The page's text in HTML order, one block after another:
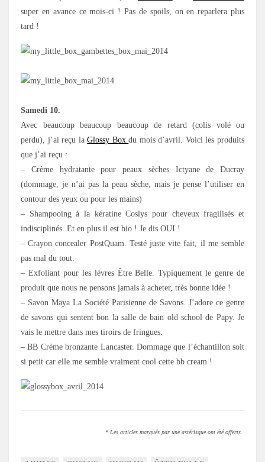
super en avance ce mois-ci ! Pas de spoils, on en reparlera plus
tard !
Samedi 10.
Avec beaucoup beaucoup beaucoup de retard (colis volé ou
perdu), j’ai reçu laGlossy Boxdu mois d’avril. Voici les produits
que j’ai reçu :
– Crème hydratante pour peaux sèches Ictyane de Ducray
(dommage, je n’ai pas la peau sèche, mais je pense l’utiliser en
contour des yeux ou pour les mains)
– Shampooing à la kératine Coslys pour cheveux fragilisés et
indisciplinés. Et en plus il est bio ! Je dis OUI !
– Crayon concealer PostQuam. Testé juste vite fait, il me semble
pas mal du tout.
– Exfoliant pour les lèvres Être Belle. Typiquement le genre de
produit que nous ne pensons jamais à acheter, très bonne idée !
– Savon Maya La Société Parisienne de Savons. J’adore ce genre
de savons qui sentent bon la salle de bain old school de Papy. Je
vais le mettre dans mes tiroirs de fringues.
– BB Crème bronzante Lancaster. Dommage que l’échantillon soit
si petit car elle me semble vraiment cool cette bb cream !
* Les articles marqués par une astérisque ont été offerts.